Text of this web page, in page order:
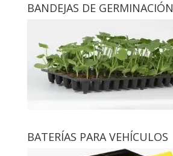
BANDEJAS DE GERMINACIÓN
BATERÍAS PARA VEHÍCULOS